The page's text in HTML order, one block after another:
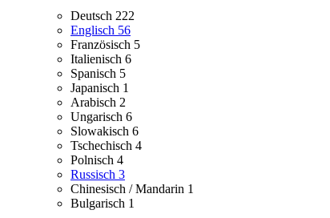
Deutsch 222
Englisch 56
Französisch 5
Italienisch 6
Spanisch 5
Japanisch 1
Arabisch 2
Ungarisch 6
Slowakisch 6
Tschechisch 4
Polnisch 4
Russisch 3
Chinesisch / Mandarin 1
Bulgarisch 1